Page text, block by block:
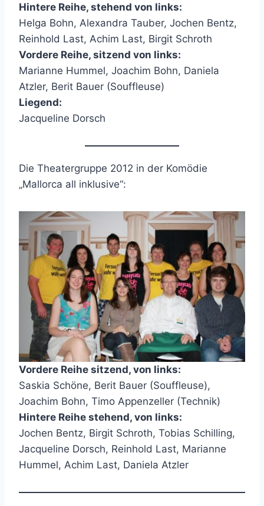
Hintere Reihe, stehend von links:
Helga Bohn, Alexandra Tauber, Jochen Bentz,
Reinhold Last, Achim Last, Birgit Schroth
Vordere Reihe, sitzend von links:
Marianne Hummel, Joachim Bohn, Daniela
Atzler, Berit Bauer (Souffleuse)
Liegend:
Jacqueline Dorsch
Die Theatergruppe 2012 in der Komödie
„Mallorca all inklusive“:
Vordere Reihe sitzend, von links:
Saskia Schöne, Berit Bauer (Souffleuse),
Joachim Bohn, Timo Appenzeller (Technik)
Hintere Reihe stehend, von links:
Jochen Bentz, Birgit Schroth, Tobias Schilling,
Jacqueline Dorsch, Reinhold Last, Marianne
Hummel, Achim Last, Daniela Atzler